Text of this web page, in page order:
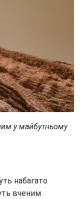
у майбутньому
набагато
вченим